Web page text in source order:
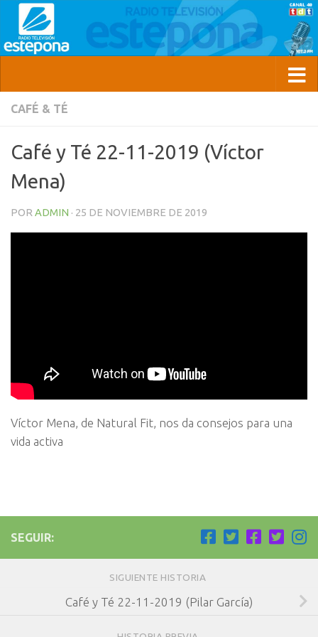
CAFÉ & TÉ
Café y Té 22-11-2019 (Víctor
Mena)
POR ADMIN · 25 DE NOVIEMBRE DE 2019
Víctor Mena, de Natural Fit, nos da consejos para una
vida activa
SEGUIR:
SIGUIENTE HISTORIA
Café y Té 22-11-2019 (Pilar García)